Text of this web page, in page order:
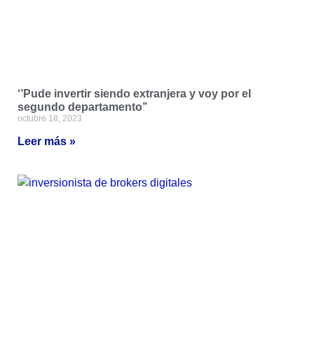
‘’Pude invertir siendo extranjera y voy por el
segundo departamento’’
octubre 18, 2023
Leer más »